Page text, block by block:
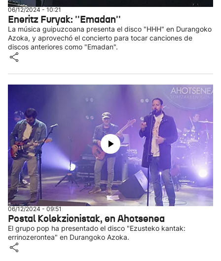
06/12/2024 - 10:21
Eneritz Furyak: ''Emadan''
La música guipuzcoana presenta el disco "HHH" en Durangoko
Azoka, y aprovechó el concierto para tocar canciones de
discos anteriores como "Emadan".
06/12/2024 - 09:51
Postal Kolekzionistak, en Ahotsenea
El grupo pop ha presentado el disco "Ezusteko kantak:
errinozerontea" en Durangoko Azoka.